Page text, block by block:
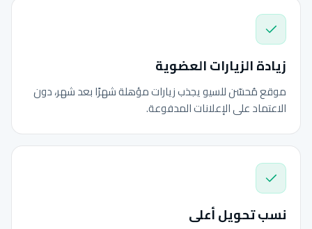
زيادة الزيارات العضوية
موقع مُحسّن للسيو يجذب زيارات مؤهلة شهرًا بعد شهر، دون
الاعتماد على الإعلانات المدفوعة.
نسب تحويل أعلى